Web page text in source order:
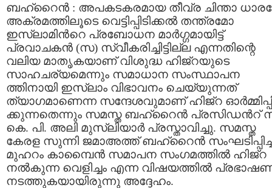
ബഹ്റൈന്‍ : അപകടകരമായ തീവ്ര ചിന്താ
അക്രമത്തിലൂടെ വെട്ടിപ്പിടിക്കല്‍ തന്ത്രമോ
ഇസ്‍ലാമിന്‍റെ പ്രബോധന മാര്‍ഗ്ഗമായിട്ട്
പ്രവാചകന്‍ (സ) സ്വീകരിച്ചിട്ടില്ല എന്നതിന്റെ
വലിയ മാതൃകയാണ് വിശുദ്ധ ഹിജ്റയുടെ
സാഹചര്യമെന്നും സമാധാന സംസ്ഥാപന
ത്തിനായി ഇസ്‍ലാം വിഭാവനം ചെയ്യുന്നത്
ത്യാഗമാണെന്ന സന്ദേശവുമാണ് ഹിജ്റ
ക്കുന്നതെന്നും സമസ്ത ബഹ്റൈന്‍ പ്രസിഡന്‍റ്
കെ. പി. അലി മുസ്‍ലിയാര്‍ പ്രസ്താവിച്ചു. സമസ്ത
കേരള സുന്നി ജമാഅത്ത് ബഹ്റൈന്‍
മുഹറം കാമ്പൈന്‍ സമാപന സംഗമത്തില്‍ ഹിജ്റ
നല്‍കുന്ന വെളിച്ചം എന്ന വിഷയത്തില്‍
നടത്തുകയായിരുന്നു അദ്ദേഹം.